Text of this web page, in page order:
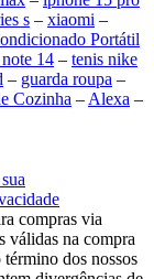
s – xiaomi –
Portátil
14 – tenis nike
– guarda roupa –
Cozinha – Alexa –
compras via
válidas na compra
dos nossos